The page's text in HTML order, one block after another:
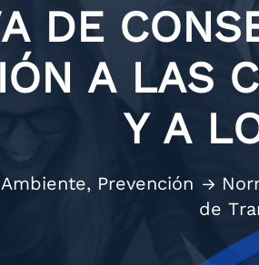
DE
A LAS
Y A
Prevención
de